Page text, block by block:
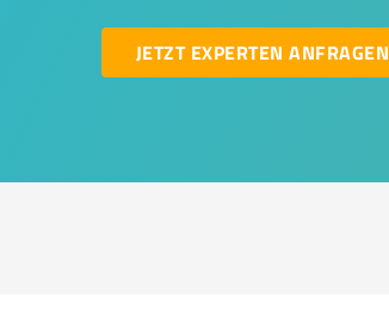
JETZT EXPERTEN ANFRAGEN